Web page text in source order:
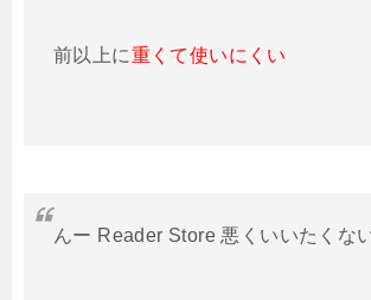
前以上に重くて使いにくい
んー Reader Store 悪くいいたくな